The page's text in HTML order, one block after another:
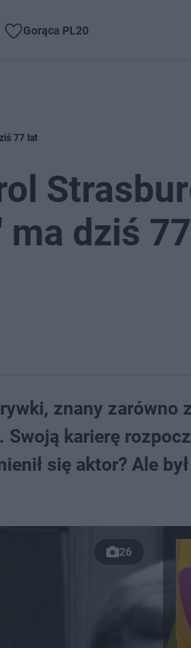
Gorąca PL20
77 lat
ma dziś
znany zarówno
karierę
się aktor? Ale
26